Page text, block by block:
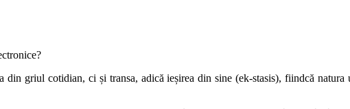
griul cotidian, ci și transa, adică ieșirea din sine (ek-stasis), fiindcă natura